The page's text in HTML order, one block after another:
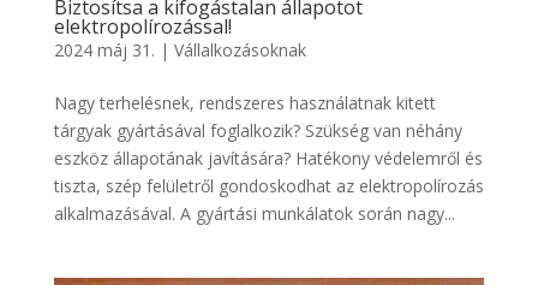
Biztosítsa a kifogástalan állapotot
elektropolírozással!
2024 máj 31. | Vállalkozásoknak
Nagy terhelésnek, rendszeres használatnak kitett
tárgyak gyártásával foglalkozik? Szükség van néhány
eszköz állapotának javítására? Hatékony védelemről és
tiszta, szép felületről gondoskodhat az elektropolírozás
alkalmazásával. A gyártási munkálatok során nagy...